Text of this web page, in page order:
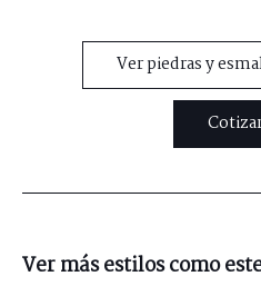
Ver piedras y
Ver más estilos como